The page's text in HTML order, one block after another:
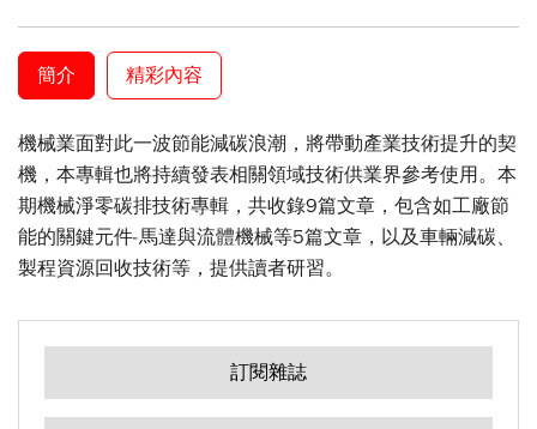
簡介 精彩內容
機械業面對此一波節能減碳浪潮，將帶動產業技術提升的契
機，本專輯也將持續發表相關領域技術供業界參考使用。本
期機械淨零碳排技術專輯，共收錄9篇文章，包含如工廠節
能的關鍵元件-馬達與流體機械等5篇文章，以及車輛減碳、
製程資源回收技術等，提供讀者研習。
全選
訂閱雜誌